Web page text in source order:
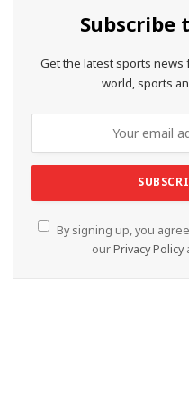
Subscribe
Get the latest sports
world, sports
By signing up, you
ourPrivacy Policy